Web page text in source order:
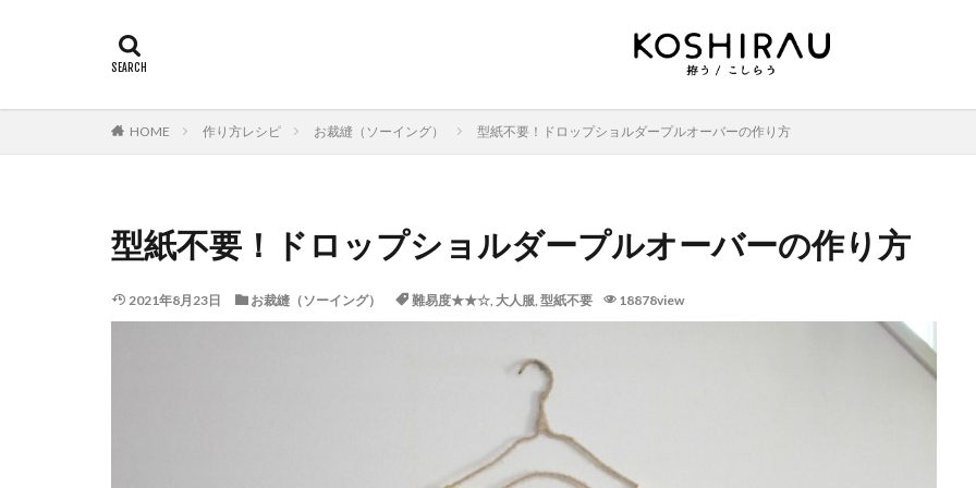
HOME 作り方レシピ お裁縫（ソーイング） 型紙不要！ドロップショルダープルオーバーの作り方
型紙不要！ドロップショルダープルオーバーの作り方
2021年8月23日 お裁縫（ソーイング） 難易度★★☆, 大人服, 型紙不要 18878view